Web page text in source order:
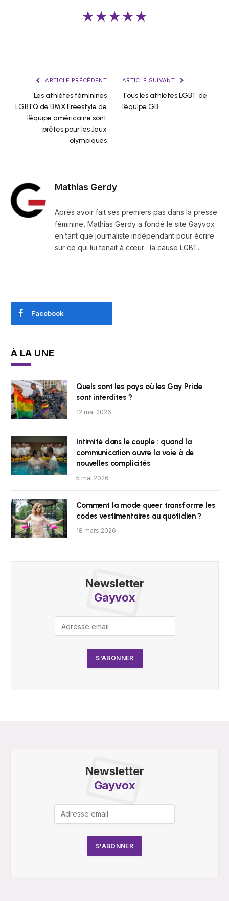
★★★★★
ARTICLE PRÉCÉDENT
Les athlètes féminines
LGBTQ de BMX Freestyle de
l’équipe américaine sont
prêtes pour les Jeux
olympiques
ARTICLE SUIVANT
Tous les athlètes LGBT de
l’équipe GB
Mathias Gerdy
Après avoir fait ses premiers pas dans la presse
féminine, Mathias Gerdy a fondé le site Gayvox
en tant que journaliste indépendant pour écrire
sur ce qui lui tenait à cœur : la cause LGBT.
Facebook
À LA UNE
Quels sont les pays où les Gay Pride
sont interdites ?
12 mai 2026
Intimité dans le couple : quand la
communication ouvre la voie à de
nouvelles complicités
5 mai 2026
Comment la mode queer transforme les
codes vestimentaires au quotidien ?
18 mars 2026
Newsletter
Gayvox
Newsletter
Gayvox